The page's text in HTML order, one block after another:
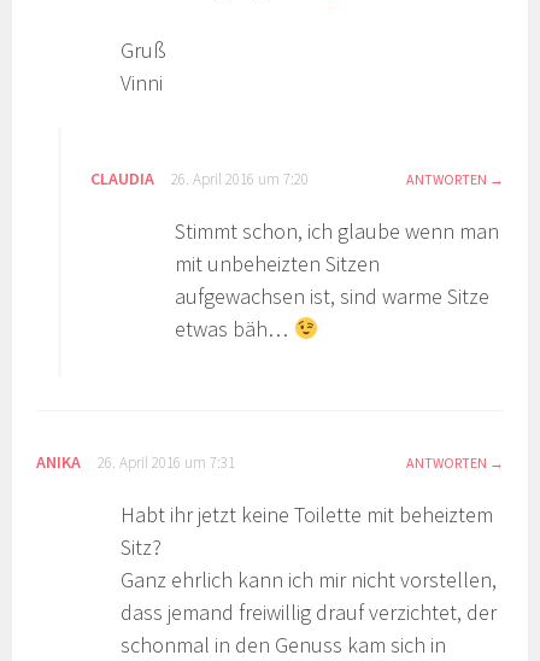
Gruß
Vinni
CLAUDIA 26. April 2016 um 7:20 ANTWORTEN
Stimmt schon, ich glaube wenn man
mit unbeheizten Sitzen
aufgewachsen ist, sind warme Sitze
etwas bäh…
ANIKA 26. April 2016 um 7:31 ANTWORTEN
Habt ihr jetzt keine Toilette mit beheiztem
Sitz?
Ganz ehrlich kann ich mir nicht vorstellen,
dass jemand freiwillig drauf verzichtet, der
schonmal in den Genuss kam sich in